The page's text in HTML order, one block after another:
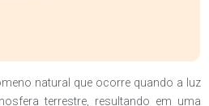
natural que ocorre quando a luz
terrestre, resultando em uma